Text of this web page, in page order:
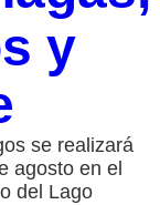
y
se realizará
agosto en el
del Lago